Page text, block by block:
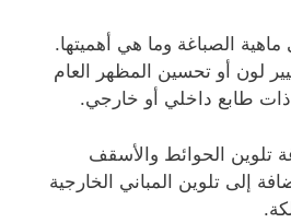
الصباغة وما هي أهميتها.
لون أو تحسين المظهر العام
طابع داخلي أو خارجي.
تلوين الحوائط والأسقف
إلى تلوين المباني الخارجية